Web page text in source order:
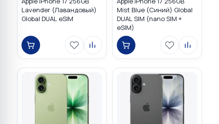
Lavender (Лавандовый)
Global DUAL eSIM
Mist Blue (Синий) Global
DUAL SIM (nano SIM +
eSIM)